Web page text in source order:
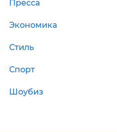
Пресса
Экономика
Стиль
Спорт
Шоубиз